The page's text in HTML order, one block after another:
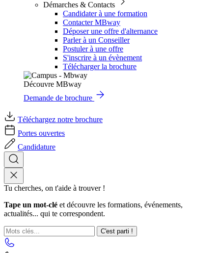
Démarches & Contacts
Candidater à une formation
Contacter MBway
Déposer une offre d'alternance
Parler à un Conseiller
Postuler à une offre
S'inscrire à un évènement
Télécharger la brochure
Découvre MBway
Demande de brochure
Téléchargez notre brochure
Portes ouvertes
Candidature
Tu cherches, on t'aide à trouver !
Tape un mot-clé et découvre les formations, événements,
actualités... qui te correspondent.
C'est parti !